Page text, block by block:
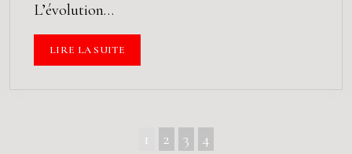
L’évolution…
LIRE LA SUITE
1 2 3 4